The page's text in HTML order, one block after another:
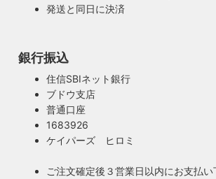
発送と同日に決済
銀行振込
住信SBIネット銀行
ブドウ支店
普通口座
1683926
ケイパーズ ヒロミ
ご注文確定後３営業日以内にお支払い